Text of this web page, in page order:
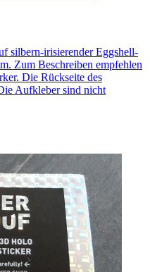
silbern-irisierender Eggshell-
Zum Beschreiben empfehlen
Die Rückseite des
Aufkleber sind nicht